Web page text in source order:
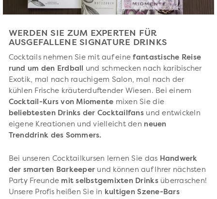
WERDEN SIE ZUM EXPERTEN FÜR
AUSGEFALLENE SIGNATURE DRINKS
Cocktails nehmen Sie mit auf einefantastische Reise
rund um den Erdball
und schmecken nach karibischer
Exotik, mal nach rauchigem Salon, mal nach der
kühlen Frische kräuterduftender Wiesen. Bei einem
Cocktail-Kurs von Miomente mixen Sie die
beliebtesten Drinks der Cocktailfans und entwickeln
eigene Kreationen und vielleicht den neuen
Trenddrink des Sommers.
Bei unseren Cocktailkursen lernen Sie das Handwerk
der smarten Barkeeper und können auf Ihrer nächsten
Party Freunde mit selbstgemixten Drinksüberraschen!
Unsere Profis heißen Sie in kultigen Szene-Bars